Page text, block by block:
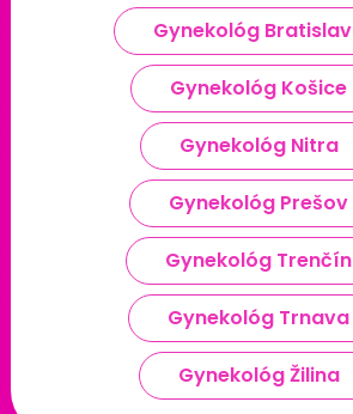
Gynekológ
Gynekológ Košice
Gynekológ Nitra
Gynekológ Prešov
Gynekológ Trenčín
Gynekológ Trnava
Gynekológ Žilina